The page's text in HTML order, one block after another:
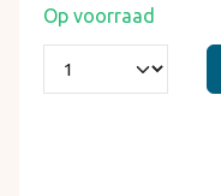
Op voorraad